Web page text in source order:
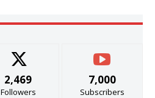
2,469
Followers
7,000
Subscribers